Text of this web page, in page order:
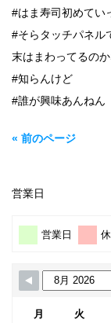
#はま寿司初めてい
#そらタッチパネル
末はまわってるの
#知らんけど
#誰が興味あんねん
« 前のページ
営業日
営業日
月 火